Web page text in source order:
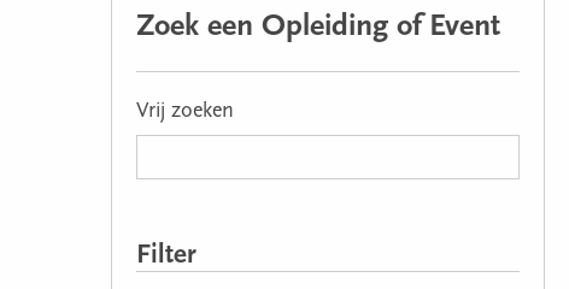
Zoek een Opleiding of Event
Vrij zoeken
Filter